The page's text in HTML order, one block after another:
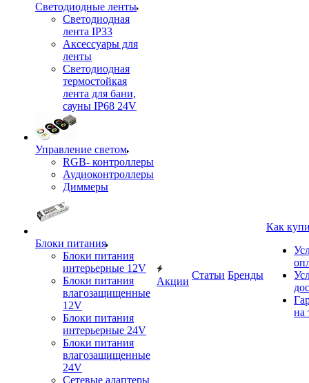
Светодиодные ленты
Светодиодная
лента IP33
Аксессуары для
ленты
Светодиодная
термостойкая
лента для бани,
сауны IP68 24V
Управление светом
RGB- контроллеры
Аудиоконтроллеры
Диммеры
Блоки питания
Блоки питания
интерьерные 12V
Блоки питания
влагозащищенные
12V
Блоки питания
интерьерные 24V
Блоки питания
влагозащищенные
24V
Сетевые адаптеры
Акции
Статьи Бренды
Как
на